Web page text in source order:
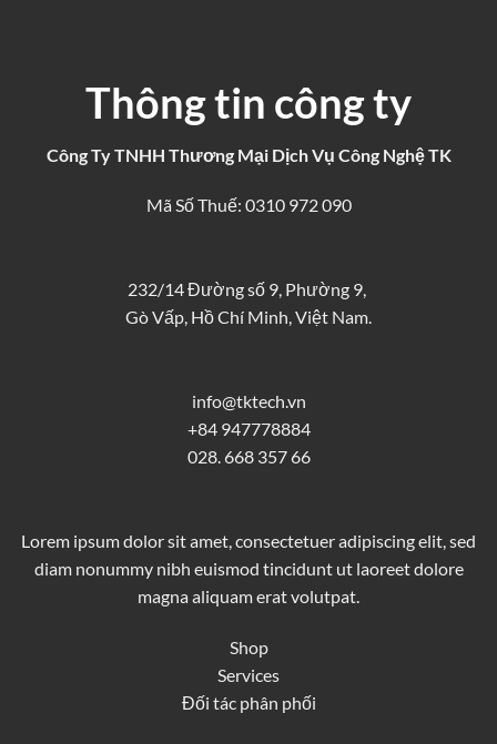
Thông tin công ty
Công Ty TNHH Thương Mại Dịch Vụ Công Nghệ TK
Mã Số Thuế: 0310 972 090
232/14 Đường số 9, Phường 9,
Gò Vấp, Hồ Chí Minh, Việt Nam.
info@tktech.vn
+84 947778884
028. 668 357 66
Lorem ipsum dolor sit amet, consectetuer adipiscing elit, sed
diam nonummy nibh euismod tincidunt ut laoreet dolore
magna aliquam erat volutpat.
Shop
Services
Đối tác phân phối